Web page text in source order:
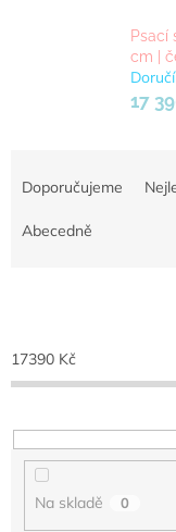
Psací
cm |
17
e
o
d
k
t
Doporučujeme
Abecedně
17390 Kč
Na skladě 0